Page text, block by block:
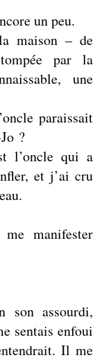
un peu.
maison – de
par la
une
paraissait
?
l’oncle qui a
et j’ai cru
manifester
son assourdi,
sentais enfoui
Il me